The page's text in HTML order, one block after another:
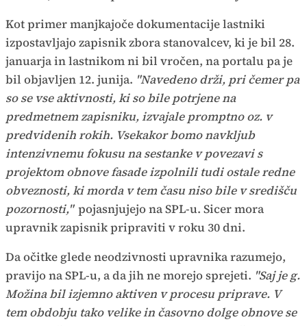
Kot primer manjkajoče dokumentacije lastniki
izpostavljajo zapisnik zbora stanovalcev, ki je bil 28.
januarja in lastnikom ni bil vročen, na portalu pa je
bil objavljen 12. junija. "Navedeno drži, pri čemer pa
so se vse aktivnosti, ki so bile potrjene na
predmetnem zapisniku, izvajale promptno oz. v
predvidenih rokih. Vsekakor bomo navkljub
intenzivnemu fokusu na sestanke v povezavi s
projektom obnove fasade izpolnili tudi ostale redne
obveznosti, ki morda v tem času niso bile v središču
pozornosti," pojasnjujejo na SPL-u. Sicer mora
upravnik zapisnik pripraviti v roku 30 dni.
Da očitke glede neodzivnosti upravnika razumejo,
pravijo na SPL-u, a da jih ne morejo sprejeti. "Saj je g.
Možina bil izjemno aktiven v procesu priprave. V
tem obdobju tako velike in časovno dolge obnove se